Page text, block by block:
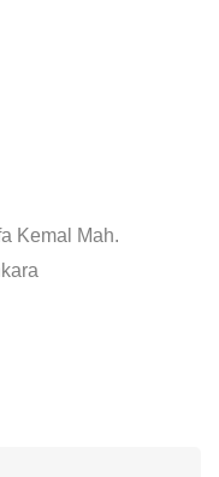
Kemal Mah.